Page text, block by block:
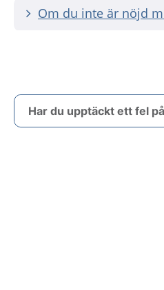
Om du inte är nöjd
Har du upptäckt ett fel